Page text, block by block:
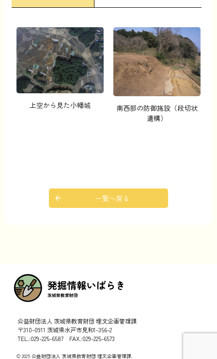
上空から見た小幡城
南西部の防御施設（段切状
遺構）
一覧へ戻る
公益財団法人 茨城県教育財団 埋文企画管理課
〒310-0911 茨城県水戸市見和1-356-2
TEL.:029-225-6587 FAX.:029-225-6573
© 2025 公益財団法人 茨城県教育財団 埋文企画管理課.